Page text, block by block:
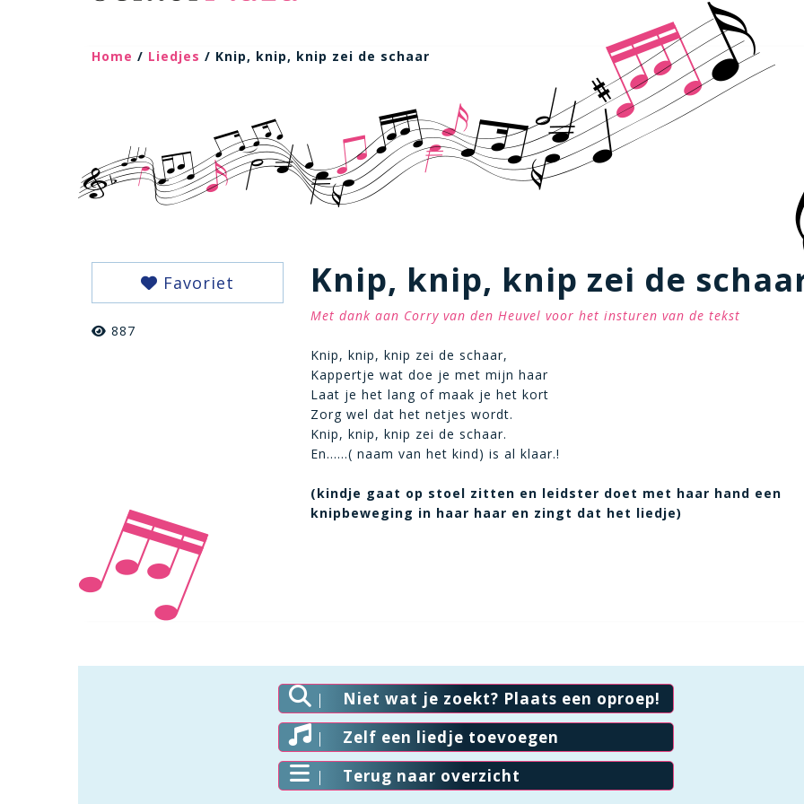
Home / Liedjes / Knip, knip, knip zei de schaar
Favoriet
887
Knip, knip, knip zei de
Met dank aan Corry van den Heuvel voor het insturen van de tekst
Knip, knip, knip zei de schaar,
Kappertje wat doe je met mijn haar
Laat je het lang of maak je het kort
Zorg wel dat het netjes wordt.
Knip, knip, knip zei de schaar.
En……( naam van het kind) is al klaar.!
(kindje gaat op stoel zitten en leidster doet met haar hand een
knipbeweging in haar haar en zingt dat het liedje)
Niet wat je zoekt? Plaats een oproep!
Zelf een liedje toevoegen
Terug naar overzicht